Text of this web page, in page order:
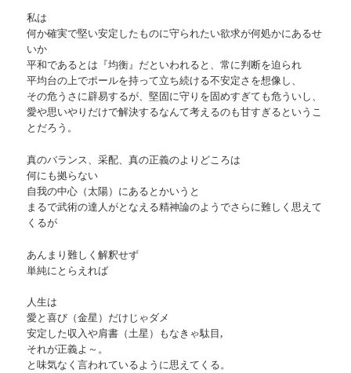
私は
何か確実で堅い安定したものに守られたい欲求が何処かにあるせ
いか
平和であるとは『均衡』だといわれると、常に判断を迫られ
平均台の上でポールを持って立ち続ける不安定さを想像し、
その危うさに辟易するが、堅固に守りを固めすぎても危ういし、
愛や思いやりだけで解決するなんて考えるのも甘すぎるというこ
とだろう。
真のバランス、采配、真の正義のよりどころは
何にも拠らない
自我の中心（太陽）にあるとかいうと
まるで武術の達人がとなえる精神論のようでさらに難しく思えて
くるが
あんまり難しく解釈せず
単純にとらえれば
人生は
愛と喜び（金星）だけじゃダメ
安定した収入や肩書（土星）もなきゃ駄目,
それが正義よ～。
と味気なく言われているように思えてくる。